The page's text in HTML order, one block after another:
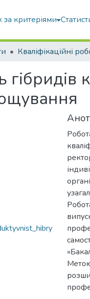
критеріями